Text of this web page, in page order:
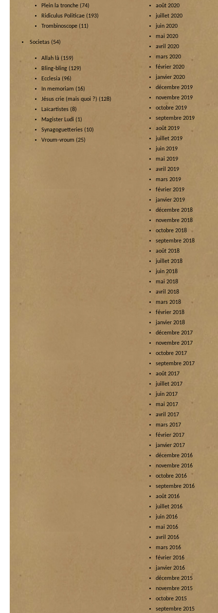
Plein la tronche (74)
Ridiculus Politicae (193)
Trombinoscope (11)
Societas (54)
Allah là (159)
Bling-bling (129)
Ecclesia (96)
In memoriam (16)
Jésus crie (mais quoi ?) (128)
Laïcartistes (8)
Magister Ludi (1)
Synagoguetteries (10)
Vroum-vroum (25)
août 2020
juillet 2020
juin 2020
mai 2020
avril 2020
mars 2020
février 2020
janvier 2020
décembre 2019
novembre 2019
octobre 2019
septembre 2019
août 2019
juillet 2019
juin 2019
mai 2019
avril 2019
mars 2019
février 2019
janvier 2019
décembre 2018
novembre 2018
octobre 2018
septembre 2018
août 2018
juillet 2018
juin 2018
mai 2018
avril 2018
mars 2018
février 2018
janvier 2018
décembre 2017
novembre 2017
octobre 2017
septembre 2017
août 2017
juillet 2017
juin 2017
mai 2017
avril 2017
mars 2017
février 2017
janvier 2017
décembre 2016
novembre 2016
octobre 2016
septembre 2016
août 2016
juillet 2016
juin 2016
mai 2016
avril 2016
mars 2016
février 2016
janvier 2016
décembre 2015
novembre 2015
octobre 2015
septembre 2015